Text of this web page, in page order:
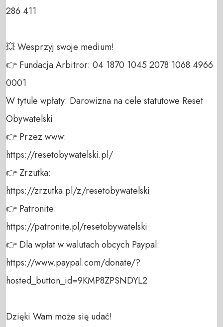
286 411
💥 Wesprzyj swoje medium!
👉 Fundacja Arbitror: 04 1870 1045 2078 1068 4966
0001
W tytule wpłaty: Darowizna na cele statutowe Reset
Obywatelski
👉 Przez www:
https://resetobywatelski.pl/
👉 Zrzutka:
https://zrzutka.pl/z/resetobywatelski
👉 Patronite:
https://patronite.pl/resetobywatelski
👉 Dla wpłat w walutach obcych Paypal:
https://www.paypal.com/donate/?
hosted_button_id=9KMP8ZPSNDYL2
Dzięki Wam może się udać!